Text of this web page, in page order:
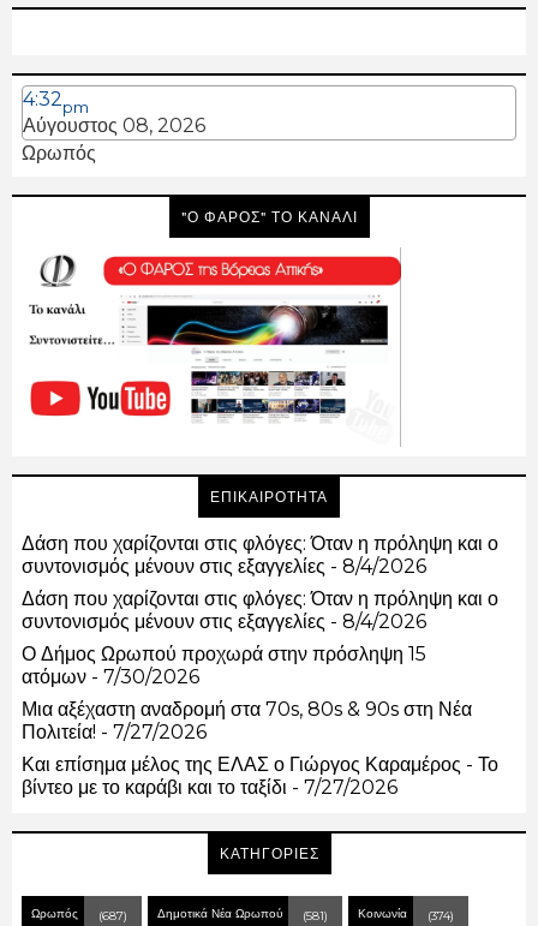
4:32pm
Αύγουστος 08, 2026
Ωρωπός
"Ο ΦΑΡΟΣ" ΤΟ ΚΑΝΑΛΙ
ΕΠΙΚΑΙΡΟΤΗΤΑ
Δάση που χαρίζονται στις φλόγες: Όταν η πρόληψη και ο
συντονισμός μένουν στις εξαγγελίες - 8/4/2026
Δάση που χαρίζονται στις φλόγες: Όταν η πρόληψη και ο
συντονισμός μένουν στις εξαγγελίες - 8/4/2026
Ο Δήμος Ωρωπού προχωρά στην πρόσληψη 15
ατόμων - 7/30/2026
Μια αξέχαστη αναδρομή στα 70s, 80s & 90s στη Νέα
Πολιτεία! - 7/27/2026
Και επίσημα μέλος της ΕΛΑΣ ο Γιώργος Καραμέρος - Το
βίντεο με το καράβι και το ταξίδι - 7/27/2026
ΚΑΤΗΓΟΡΙΕΣ
Ωρωπός (687) Δημοτικά Νέα Ωρωπού (581) Κοινωνία (374)